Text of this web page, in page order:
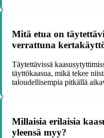
Mitä etua on
verrattuna
Täytettävissä
täyttökaasua, mikä tekee
taloudellisempia pitkällä
Millaisia erilaisia
yleensä myy?